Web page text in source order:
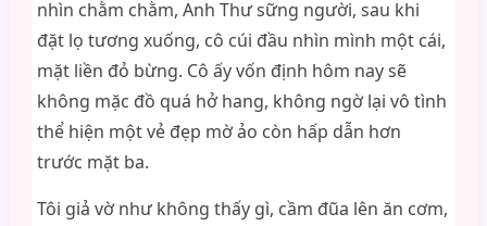
nhìn chằm chằm, Anh Thư sững người, sau khi
đặt lọ tương xuống, cô cúi đầu nhìn mình một cái,
mặt liền đỏ bừng. Cô ấy vốn định hôm nay sẽ
không mặc đồ quá hở hang, không ngờ lại vô tình
thể hiện một vẻ đẹp mờ ảo còn hấp dẫn hơn
trước mặt ba.
Tôi giả vờ như không thấy gì, cầm đũa lên ăn cơm,